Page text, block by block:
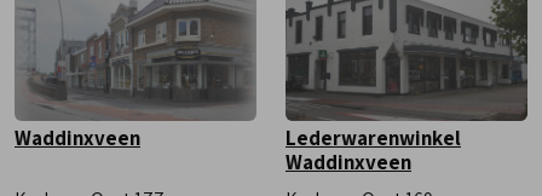
Waddinxveen
Lederwarenwinkel
Waddinxveen